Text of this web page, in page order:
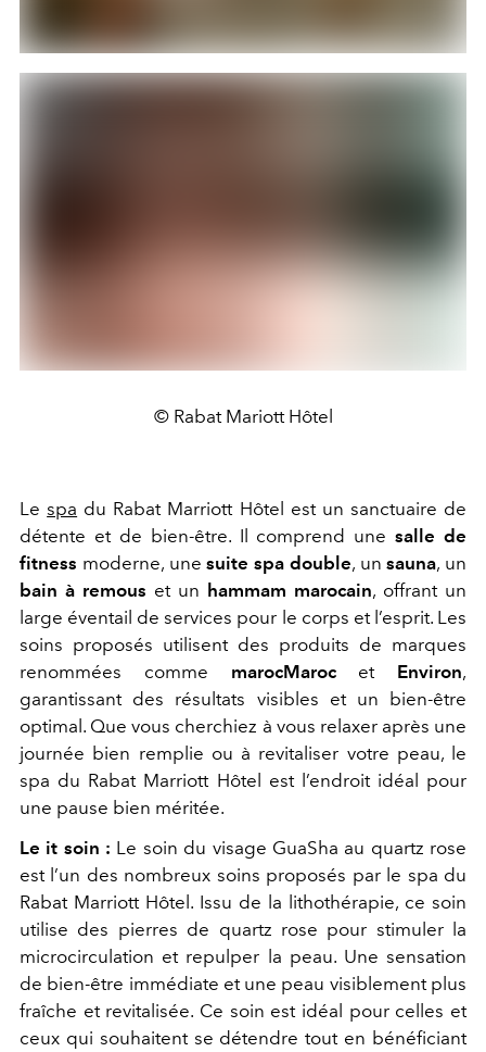
© Rabat Mariott Hôtel
Lespa du Rabat Marriott Hôtel est un sanctuaire de
détente et de bien-être. Il comprend unesalle de
fitness moderne, unesuite spa double, unsauna, un
bain à remous et un hammam marocain, offrant un
large éventail de services pour le corps et l’esprit. Les
soins proposés utilisent des produits de marques
renommées comme marocMarocet Environ,
garantissant des résultats visibles et un bien-être
optimal. Que vous cherchiez à vous relaxer après une
journée bien remplie ou à revitaliser votre peau, le
spa du Rabat Marriott Hôtel est l’endroit idéal pour
une pause bien méritée.
Le it soin : Le soin du visage GuaSha au quartz rose
est l’un des nombreux soins proposés par le spa du
Rabat Marriott Hôtel. Issu de la lithothérapie, ce soin
utilise des pierres de quartz rose pour stimuler la
microcirculation et repulper la peau. Une sensation
de bien-être immédiate et une peau visiblement plus
fraîche et revitalisée. Ce soin est idéal pour celles et
ceux qui souhaitent se détendre tout en bénéficiant